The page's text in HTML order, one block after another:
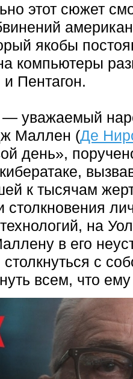
этот сюжет
якобы
компьютеры
Пентагон.
— уважаемый
Маллен (Де
день»,
к тысячам
на
в его
с
всем, что